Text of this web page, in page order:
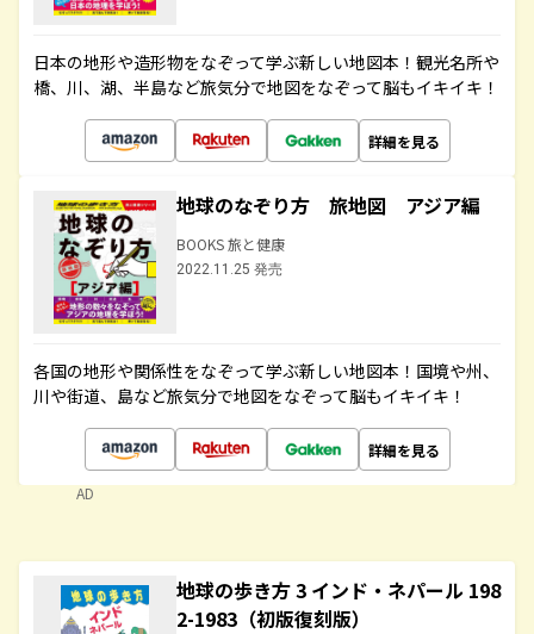
日本の地形や造形物をなぞって学ぶ新しい地図本！観光名所や
橋、川、湖、半島など旅気分で地図をなぞって脳もイキイキ！
詳細を見る
地球のなぞり方 旅地図 アジア編
BOOKS 旅と健康
2022.11.25 発売
各国の地形や関係性をなぞって学ぶ新しい地図本！国境や州、
川や街道、島など旅気分で地図をなぞって脳もイキイキ！
詳細を見る
AD
地球の歩き方 3 インド・ネパール 198
2-1983（初版復刻版）